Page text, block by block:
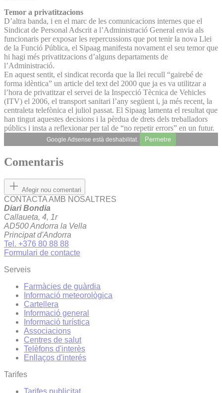
Temor a privatitzacions
D’altra banda, i en el marc de les comunicacions internes que el
Sindicat de Personal Adscrit a l’Administració General envia als
funcionaris per exposar les repercussions que pot tenir la nova Llei
de la Funció Pública, el Sipaag manifesta novament el seu temor que
hi hagi més privatitzacions d’alguns departaments de
l’Administració.
En aquest sentit, el sindicat recorda que la llei recull “gairebé de
forma idèntica” un article del text del 2000 que ja es va utilitzar a
l’hora de privatitzar el servei de la Inspecció Tècnica de Vehicles
(ITV) el 2006, el transport sanitari l’any següent i, ja més recent, la
centraleta telefònica el juliol passat. El Sipaag lamenta el resultat que
han tingut aquestes decisions i la pèrdua de drets dels treballadors
públics i insta a reflexionar per tal de “no repetir errors” en un futur.
Google Adsense està deshabilitat. Permetre
Comentaris
Afegir nou comentari
CONTACTA AMB NOSALTRES
Diari Bondia
Callaueta, 4, 1r
AD500 Andorra la Vella
Principat d'Andorra
Tel. +376 80 88 88
Formulari de contacte
Serveis
Farmàcies de guàrdia
Informació meteorològica
Cartellera
Informació general
Informació turística
Associacions
Centres de salut
Telèfons d'interès
Enllaços d'interés
Tarifes